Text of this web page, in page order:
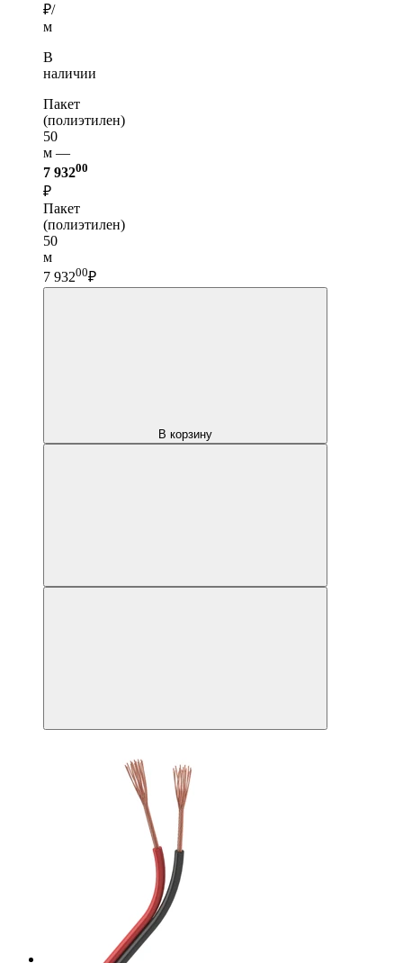
₽/
м
В
наличии
Пакет
(полиэтилен)
50
м —
7 93200
₽
Пакет
(полиэтилен)
50
м
7 93200₽
В корзину